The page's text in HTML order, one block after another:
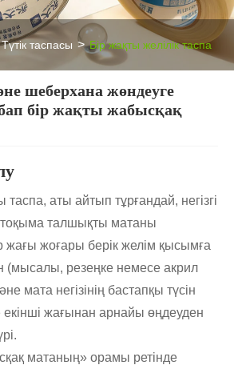
Түтік таспасы Бір жақты желілік таспа
шеберхана жөндеуге
бір жақты жабысқақ
аты айтып тұрғандай, негізгі
тоқыма талшықты матаны
жағы жоғары берік желім қысымға
(мысалы, резеңке немесе акрил
мата негізінің бастапқы түсін
жағынан арнайы өңдеуден
матаның» орамы ретінде